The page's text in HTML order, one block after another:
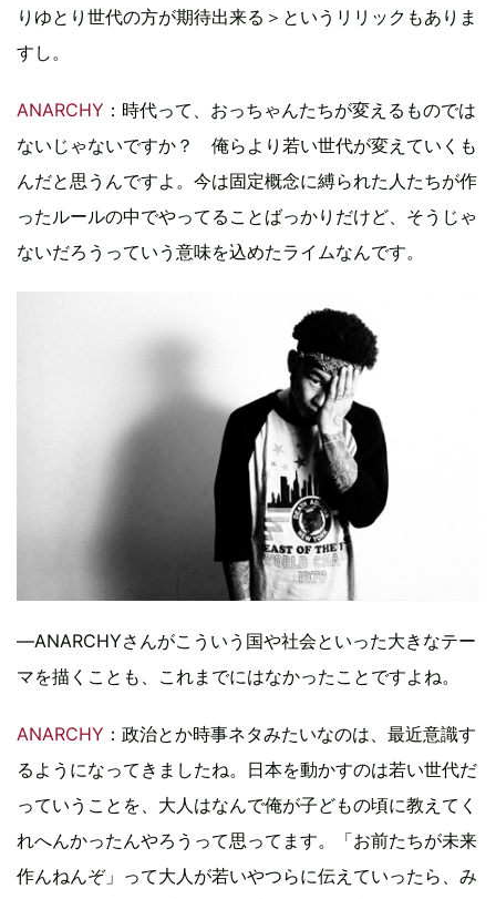
りゆとり世代の方が期待出来る＞というリリックもありま
すし。
ANARCHY ：時代って、おっちゃんたちが変えるものでは
ないじゃないですか？ 俺らより若い世代が変えていくも
んだと思うんですよ。今は固定概念に縛られた人たちが作
ったルールの中でやってることばっかりだけど、そうじゃ
ないだろうっていう意味を込めたライムなんです。
―ANARCHYさんがこういう国や社会といった大きなテー
マを描くことも、これまでにはなかったことですよね。
ANARCHY ：政治とか時事ネタみたいなのは、最近意識す
るようになってきましたね。日本を動かすのは若い世代だ
っていうことを、大人はなんで俺が子どもの頃に教えてく
れへんかったんやろうって思ってます。「お前たちが未来
作んねんぞ」って大人が若いやつらに伝えていったら、み